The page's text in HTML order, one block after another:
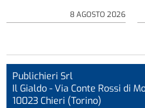
8 AGOSTO 2026
Publichieri Srl
Il Gialdo - Via Conte Rossi di
10023 Chieri (Torino)